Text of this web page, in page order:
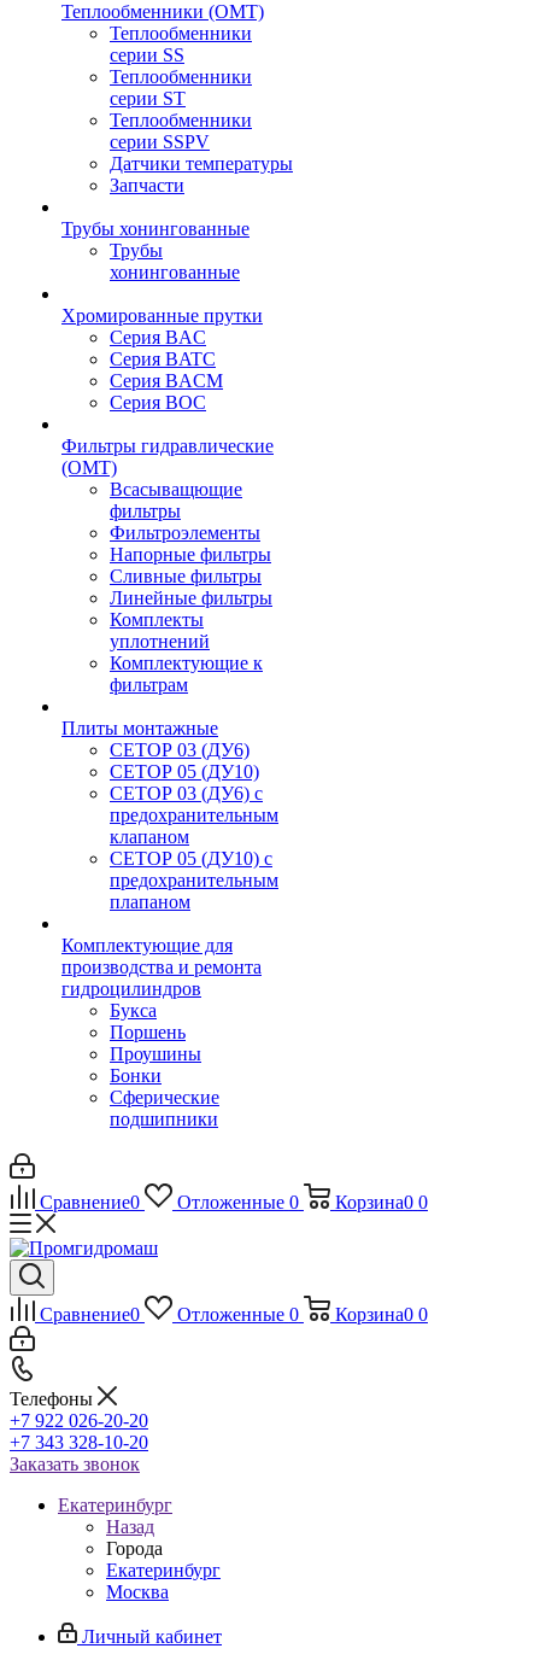
Теплообменники (OMT)
Теплообменники
серии SS
Теплообменники
серии ST
Теплообменники
серии SSPV
Датчики температуры
Запчасти
Трубы хонингованные
Трубы
хонингованные
Хромированные прутки
Серия BAC
Серия BATC
Серия BACM
Серия BOC
Фильтры гидравлические
(OMT)
Всасыващющие
фильтры
Фильтроэлементы
Напорные фильтры
Сливные фильтры
Линейные фильтры
Комплекты
уплотнений
Комплектующие к
фильтрам
Плиты монтажные
CЕТОР 03 (ДУ6)
CЕТОР 05 (ДУ10)
CЕТОР 03 (ДУ6) с
предохранительным
клапаном
CЕТОР 05 (ДУ10) с
предохранительным
плапаном
Комплектующие для
производства и ремонта
гидроцилиндров
Букса
Поршень
Проушины
Бонки
Сферические
подшипники
Сравнение0 Отложенные 0 Корзина0 0
Сравнение0 Отложенные 0 Корзина0 0
Телефоны
+7 922 026-20-20
+7 343 328-10-20
Заказать звонок
Екатеринбург
Назад
Города
Екатеринбург
Москва
Личный кабинет